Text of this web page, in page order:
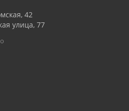
42
улица, 77